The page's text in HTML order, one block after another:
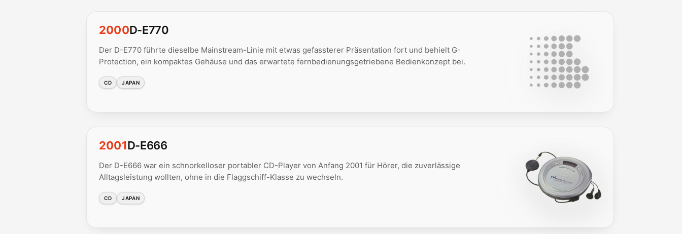
2000D-E770
Der D-E770 führte dieselbe Mainstream-Linie mit etwas gefassterer Präsentation fort und behielt G-
Protection, ein kompaktes Gehäuse und das erwartete fernbedienungsgetriebene Bedienkonzept bei.
CD JAPAN
2001D-E666
Der D-E666 war ein schnorkelloser portabler CD-Player von Anfang 2001 für Hörer, die zuverlässige
Alltagsleistung wollten, ohne in die Flaggschiff-Klasse zu wechseln.
CD JAPAN